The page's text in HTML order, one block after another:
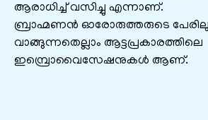
ആരാധിച്ച്‌ വസിച്ചു എന്നാണ്‌.
ബ്രാഹ്മണന്‍ ഓരോരുത്തരുടെ
വാങ്ങുന്നതെല്ലാം ആട്ടപ്രകാരത്തിലെ
ഇമ്പ്രൊവൈസേഷനുകള്‍ ആണ്‌.